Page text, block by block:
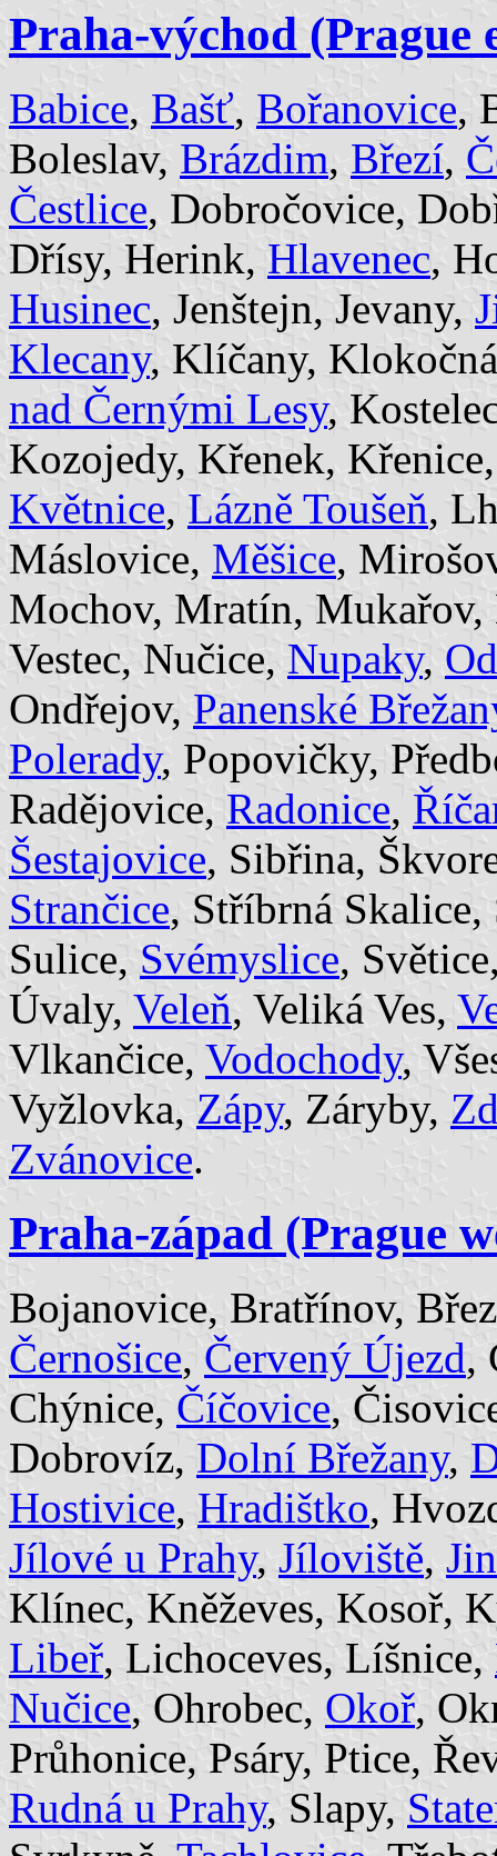
Praha-východ (Prague
Babice, Bašť, Bořanovice,
Boleslav, Brázdim, Březí,
Čestlice, Dobročovice,
Dřísy, Herink, Hlavenec,
Husinec, Jenštejn, Jevany,
Klecany, Klíčany,
nad Černými Lesy,
Kozojedy, Křenek,
Květnice, Lázně Toušeň,
Máslovice, Měšice,
Mochov, Mratín,
Vestec, Nučice, Nupaky,
Ondřejov, Panenské
Polerady, Popovičky,
Radějovice, Radonice,
Šestajovice, Sibřina,
Strančice, Stříbrná
Sulice, Svémyslice,
Úvaly, Veleň, Veliká Ves,
Vlkančice, Vodochody,
Vyžlovka, Zápy, Záryby,
Zvánovice.
Praha-západ (Prague
Bojanovice, Bratřínov,
Černošice, Červený Újezd,
Chýnice, Číčovice,
Dobrovíz, Dolní Břežany,
Hostivice, Hradištko,
Jílové u Prahy, Jíloviště,
Klínec, Kněževes, Kosoř,
Libeř, Lichoceves, Líšnice,
Nučice, Ohrobec, Okoř,
Průhonice, Psáry, Ptice,
Rudná u Prahy, Slapy,